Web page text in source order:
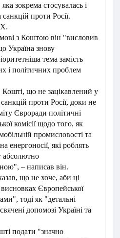
зокрема стосувалась і
проти Росії.
Х.
з Коштою він "висловив
Україна знову
тема замість
і політичних проблем
Кошті, що не зацікавлений у
проти Росії, доки не
Євроради політичні
комісії щодо того, як
промисловості та
енергоносії, які роблять
абсолютно
– написав він.
що не хоче, аби ці
Європейської
тоді як "детальні
допомозі Україні та
подати "значно